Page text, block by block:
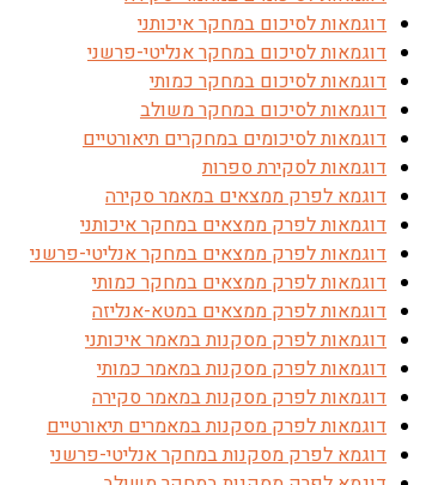
דוגמאות לסיכום במחקר איכותני
דוגמאות לסיכום במחקר אנליטי-פרשני
דוגמאות לסיכום במחקר כמותי
דוגמאות לסיכום במחקר משולב
דוגמאות לסיכומים במחקרים תיאורטיים
דוגמאות לסקירת ספרות
דוגמא לפרק ממצאים במאמר סקירה
דוגמאות לפרק ממצאים במחקר איכותני
דוגמאות לפרק ממצאים במחקר אנליטי-פרשני
דוגמאות לפרק ממצאים במחקר כמותי
דוגמאות לפרק ממצאים במטא-אנליזה
דוגמאות לפרק מסקנות במאמר איכותני
דוגמאות לפרק מסקנות במאמר כמותי
דוגמאות לפרק מסקנות במאמר סקירה
דוגמאות לפרק מסקנות במאמרים תיאורטיים
דוגמא לפרק מסקנות במחקר אנליטי-פרשני